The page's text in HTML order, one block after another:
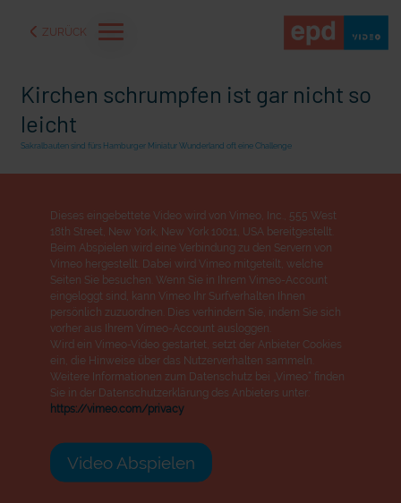
ZURÜCK
oder "Deppen der "Wir bauen Cherson wieder auf" - Optimismus in der
Kirchen schrumpfen ist gar nicht so
leicht
Sakralbauten sind fürs Hamburger Miniatur Wunderland oft eine Challenge
Dieses eingebettete Video wird von Vimeo, Inc., 555 West
18th Street, New York, New York 10011, USA bereitgestellt.
Beim Abspielen wird eine Verbindung zu den Servern von
Vimeo hergestellt. Dabei wird Vimeo mitgeteilt, welche
Seiten Sie besuchen. Wenn Sie in Ihrem Vimeo-Account
eingeloggt sind, kann Vimeo Ihr Surfverhalten Ihnen
persönlich zuzuordnen. Dies verhindern Sie, indem Sie sich
vorher aus Ihrem Vimeo-Account ausloggen.
Wird ein Vimeo-Video gestartet, setzt der Anbieter Cookies
ein, die Hinweise über das Nutzerverhalten sammeln.
Weitere Informationen zum Datenschutz bei „Vimeo“ finden
Sie in der Datenschutzerklärung des Anbieters unter:
https://vimeo.com/privacy
Video Abspielen